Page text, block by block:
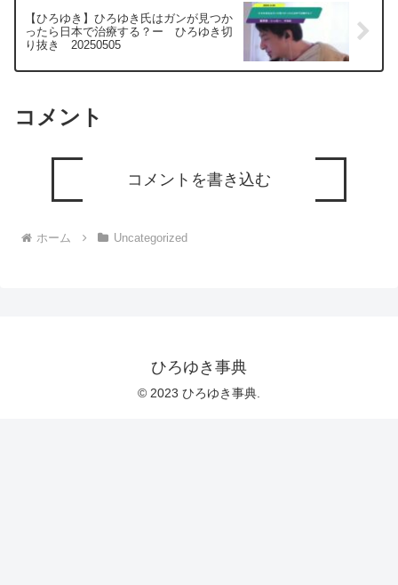
https://www.youtube.com/watch?
v=c6MzCMgzBqw***************************
***************ひろゆきさんの動画で、寄
せられた質問について、一問一答形式に
してみました。過去にこんな質問してる
て頂けたら、いいね！やチャンネル登録
をよろしくお願いします。
【ひろゆき】ひろゆき氏はガンが見つか
ったら日本で治療する？ー ひろゆき切
り抜き 20250505
コメント
コメントを書き込む
ホーム Uncategorized
ひろゆき事典
© 2023 ひろゆき事典.